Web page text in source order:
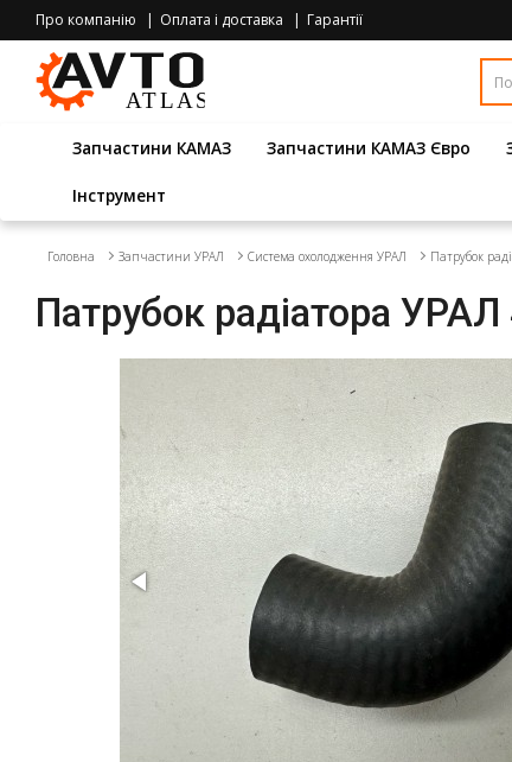
Про компанію Оплата і доставка Гарантії
Запчастини КАМАЗ Запчастини КАМАЗ Євро
Інструмент
Головна Запчастини УРАЛ Система охолодження УРАЛ Патрубок
Патрубок радіатора